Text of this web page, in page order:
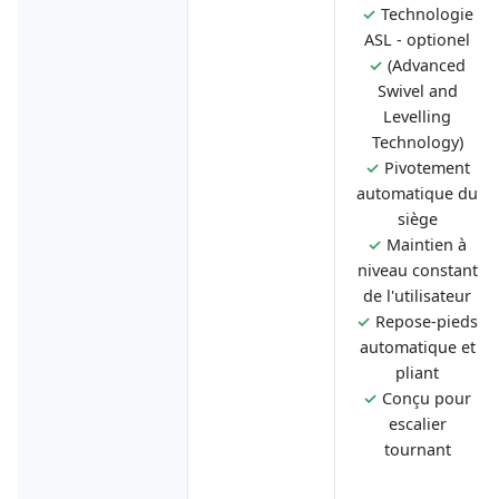
✓ Technologie
ASL - optionel
✓ (Advanced
Swivel and
Levelling
Technology)
✓ Pivotement
automatique du
siège
✓ Maintien à
niveau constant
de l'utilisateur
✓ Repose-pieds
automatique et
pliant
✓ Conçu pour
escalier
tournant